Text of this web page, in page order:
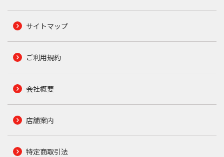
サイトマップ
ご利用規約
会社概要
店舗案内
特定商取引法